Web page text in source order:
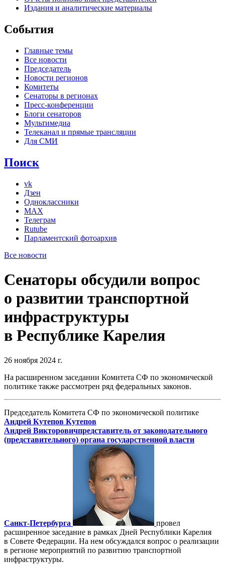
Издания и аналитические материалы
События
Главные темы
Все новости
Председатель
Новости регионов
Комитеты
Сенаторы в регионах
Пресс-конференции
Блоги сенаторов
Мультимедиа
Телеканал и прямые трансляции
Для СМИ
Поиск
vk
Дзен
Одноклассники
MAX
Телеграм
Rutube
Парламентский фотоархив
Все новости
Сенаторы обсудили вопрос
о развитии транспортной
инфраструктуры
в Республике Карелия
26 ноября 2024 г.
На расширенном заседании Комитета СФ по экономической
политике также рассмотрен ряд федеральных законов.
Председатель Комитета СФ по экономической политике
Андрей Кутепов Кутепов
Андрей Викторовичпредставитель от законодательного
(представительного) органа государственной власти
Санкт-Петербурга
провел
расширенное заседание в рамках Дней Республики Карелия
в Совете Федерации. На нем обсуждался вопрос о реализации
в регионе мероприятий по развитию транспортной
инфраструктуры.